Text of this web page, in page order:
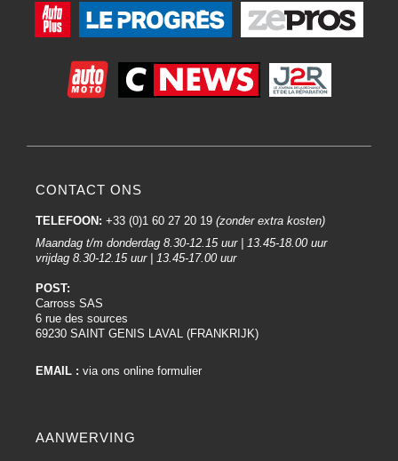
CONTACT ONS
TELEFOON: +33 (0)1 60 27 20 19 (zonder extra kosten)
Maandag t/m donderdag 8.30-12.15 uur | 13.45-18.00 uur
vrijdag 8.30-12.15 uur | 13.45-17.00 uur
POST:
Carross SAS
6 rue des sources
69230 SAINT GENIS LAVAL (FRANKRIJK)
EMAIL : via ons online formulier
AANWERVING